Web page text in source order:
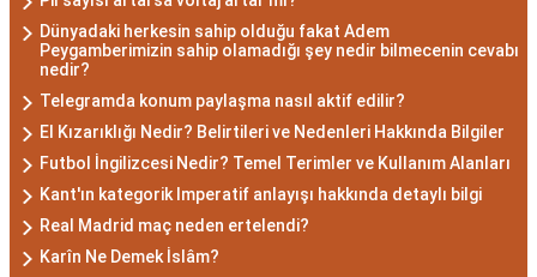
yaklaşımlarıyla ilişkilerde derin bağlar kurabilirler.
Ancak, bazen kıskançlık eğilimleri de
Akrep Burcu Kadını
Özellikleri: Çekici ve Zeki
Akrep burcu kadını, çekici ve gizemli bir aura ile
çevrili olan kadınlardır. Zekalarını kullanarak
Dünyadaki herkesin sahip olduğu fakat Adem
Peygamberimizin sahip olamadığı şey nedir bilmecenin cevabı
nedir?
Telegramda konum paylaşma nasıl aktif edilir?
El Kızarıklığı Nedir? Belirtileri ve Nedenleri Hakkında Bilgiler
Futbol İngilizcesi Nedir? Temel Terimler ve Kullanım Alanları
Kant'ın kategorik Imperatif anlayışı hakkında detaylı bilgi
Real Madrid maç neden ertelendi?
Karîn Ne Demek İslâm?